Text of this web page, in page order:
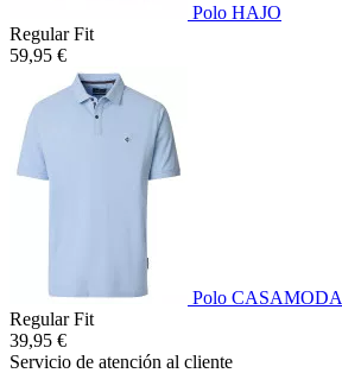
Polo HAJO
Regular Fit
59,95 €
Polo CASAMODA
Regular Fit
39,95 €
Servicio de atención al cliente